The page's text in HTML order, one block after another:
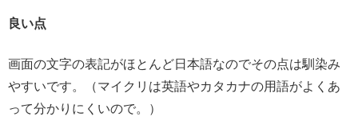
良い点
画面の文字の表記がほとんど日本語なのでその点は馴染み
やすいです。（マイクリは英語やカタカナの用語がよくあ
って分かりにくいので。）